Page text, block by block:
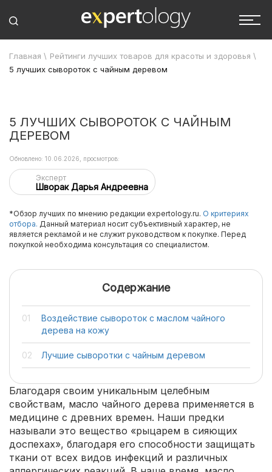
Главная \ Рейтинги лучших товаров для красоты и здоровья \
5 лучших сывороток с чайным деревом
5 ЛУЧШИХ СЫВОРОТОК С ЧАЙНЫМ
ДЕРЕВОМ
Эксперт
Шворак Дарья Андреевна
Обновлено: 10.06.2026, просмотров:
*Обзор лучших по мнению редакции expertology.ru. О критериях
отбора. Данный материал носит субъективный характер, не
является рекламой и не служит руководством к покупке. Перед
покупкой необходима консультация со специалистом.
Содержание
Воздействие сывороток с маслом чайного
дерева на кожу
Лучшие сыворотки с чайным деревом
Благодаря своим уникальным целебным
свойствам, масло чайного дерева применяется в
медицине с древних времен. Наши предки
называли это вещество «рыцарем в сияющих
доспехах», благодаря его способности защищать
ткани от всех видов инфекций и различных